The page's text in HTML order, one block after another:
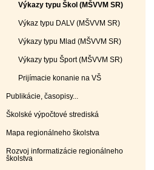
Výkazy typu Škol (MŠVVM SR)
Výkaz typu DALV (MŠVVM SR)
Výkazy typu Mlad (MŠVVM SR)
Výkazy typu Šport (MŠVVM SR)
Prijímacie konanie na VŠ
Publikácie, časopisy...
Školské výpočtové strediská
Mapa regionálneho školstva
Rozvoj informatizácie regionálneho
školstva